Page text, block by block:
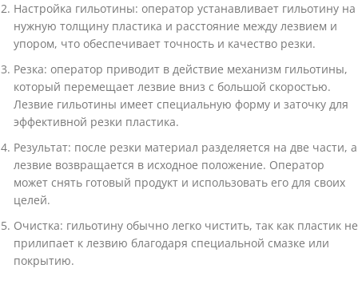
Настройка гильотины: оператор устанавливает гильотину на
нужную толщину пластика и расстояние между лезвием и
упором, что обеспечивает точность и качество резки.
Резка: оператор приводит в действие механизм гильотины,
который перемещает лезвие вниз с большой скоростью.
Лезвие гильотины имеет специальную форму и заточку для
эффективной резки пластика.
Результат: после резки материал разделяется на две части, а
лезвие возвращается в исходное положение. Оператор
может снять готовый продукт и использовать его для своих
целей.
Очистка: гильотину обычно легко чистить, так как пластик не
прилипает к лезвию благодаря специальной смазке или
покрытию.